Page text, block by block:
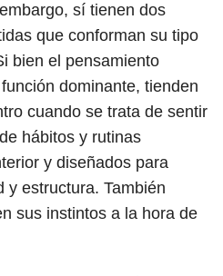
sí tienen dos
que conforman su tipo
bien el pensamiento
dominante, tienden
cuando se trata de sentir
hábitos y rutinas
y diseñados para
y estructura. También
sus instintos a la hora de